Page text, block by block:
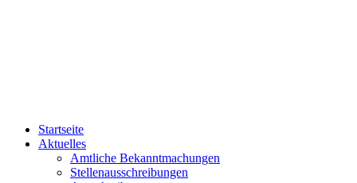
Startseite
Aktuelles
Amtliche Bekanntmachungen
Stellenausschreibungen